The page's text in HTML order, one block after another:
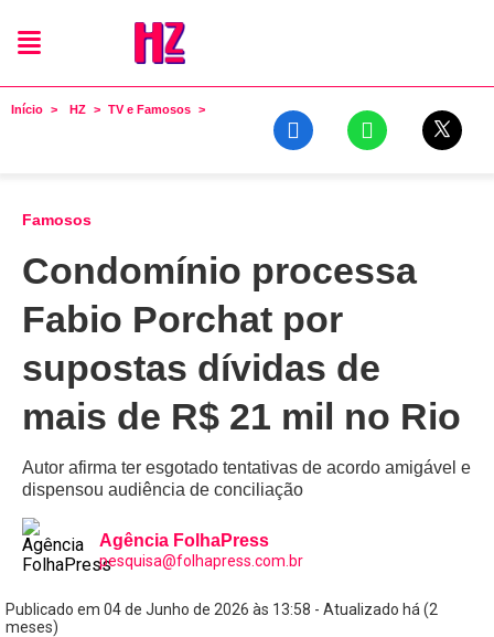
Início HZ TV e Famosos
Famosos
Condomínio processa
Fabio Porchat por
supostas dívidas de
mais de R$ 21 mil no Rio
Autor afirma ter esgotado tentativas de acordo amigável e
dispensou audiência de conciliação
Agência FolhaPress
pesquisa@folhapress.com.br
Publicado em 04 de Junho de 2026 às 13:58 - Atualizado há (2
meses)